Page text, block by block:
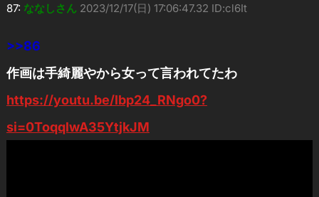
87: ななしさん 2023/12/17(日) 17:06:47.32 ID:cl6It
>>86
作画は手綺麗やから女って言われてたわ
https://youtu.be/lbp24_RNgo0?
si=0ToqqlwA35YtjkJM